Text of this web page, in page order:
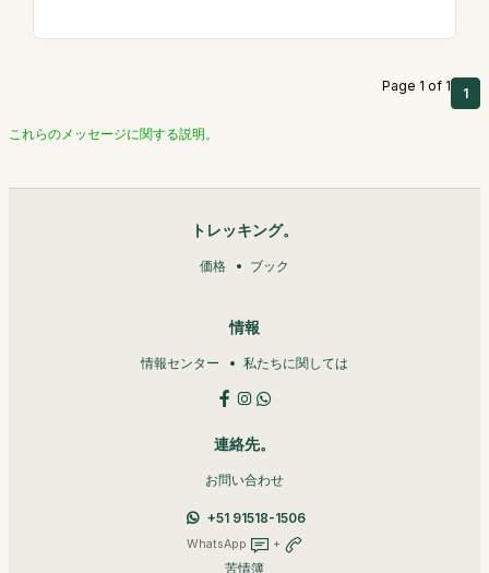
Page 1 of 1 1
これらのメッセージに関する説明。
トレッキング。
価格 ブック
情報
情報センター 私たちに関しては
連絡先。
お問い合わせ
+51 91518-1506
WhatsApp +
苦情簿